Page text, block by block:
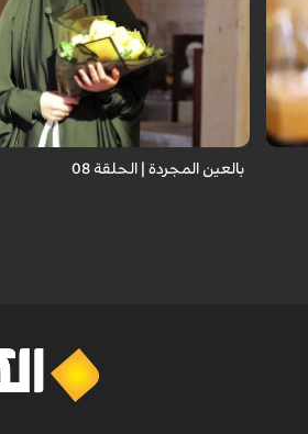
برنامج "بالعين المجردة" هو توثيق
نستمع فيه إلى شهاداتٍ حيّةٍ لأشخاص
بالعين المجردة | الحلقة 08